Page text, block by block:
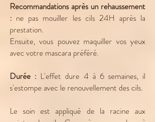
Recommandations après un rehaussement
: ne pas mouiller les cils 24H après la
prestation.
Ensuite, vous pouvez maquiller vos yeux
avec votre mascara préféré.
Durée : L'effet dure 4 à 6 semaines, il
s'estompe avec le renouvellement des cils.
Le soin est appliqué de la racine aux